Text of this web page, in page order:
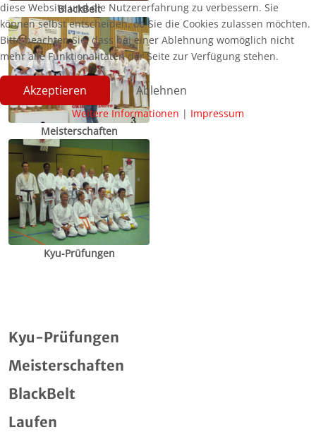
BlackBelt
Meisterschaften
Kyu-Prüfungen
Kyu-Prüfungen
Meisterschaften
BlackBelt
Laufen
diese Website und die Nutzererfahrung zu verbessern. Sie
können selbst entscheiden, ob Sie die Cookies zulassen möchten.
Bitte beachten Sie, dass bei einer Ablehnung womöglich nicht
mehr alle Funktionalitäten der Seite zur Verfügung stehen.
Akzeptieren Ablehnen
Weitere Informationen | Impressum